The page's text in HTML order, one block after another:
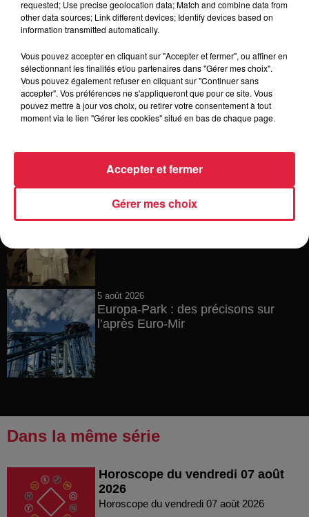
15h54
Tags antisémites à Strasbourg :
14h33
Au zoo de Mulhouse : rencontre
12h23
Les dernières infos sur la venue du
5 août 2026
Europa-Park : des précisons sur
l’après Euro-Mir
Dans la même série
Horoscope du vendredi 07 août
2026
Horoscope du vendredi 07 août 2026
requested; Use precise geolocation data; Match and combine data from
other data sources; Link different devices; Identify devices based on
information transmitted automatically.
Vous pouvez accepter en cliquant sur "Accepter et fermer", ou affiner en
sélectionnant les finalités et/ou partenaires dans "Gérer mes choix".
Vous pouvez également refuser en cliquant sur "Continuer sans
accepter". Vos préférences ne s'appliqueront que pour ce site. Vous
pouvez mettre à jour vos choix, ou retirer votre consentement à tout
moment via le lien "Gérer les cookies" situé en bas de chaque page.
Gérer mes choix
Accepter et fermer